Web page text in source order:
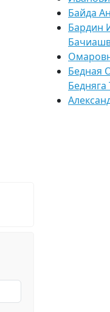
Байда
Бардин
Бедная
Бедняга